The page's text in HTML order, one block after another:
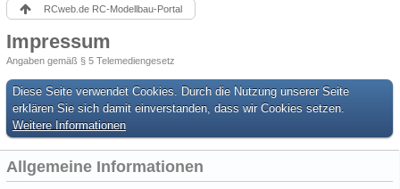
RCweb.de RC-Modellbau-Portal
Impressum
Angaben gemäß § 5 Telemediengesetz
Diese Seite verwendet Cookies. Durch die Nutzung unserer Seite
erklären Sie sich damit einverstanden, dass wir Cookies setzen.
Weitere Informationen
Allgemeine Informationen